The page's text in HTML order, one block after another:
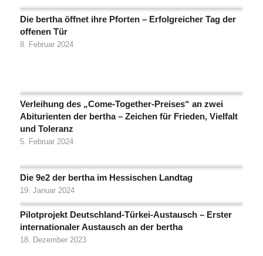
Die bertha öffnet ihre Pforten – Erfolgreicher Tag der
offenen Tür
8. Februar 2024
Verleihung des „Come-Together-Preises“ an zwei
Abiturienten der bertha – Zeichen für Frieden, Vielfalt
und Toleranz
5. Februar 2024
Die 9e2 der bertha im Hessischen Landtag
19. Januar 2024
Pilotprojekt Deutschland-Türkei-Austausch – Erster
internationaler Austausch an der bertha
18. Dezember 2023